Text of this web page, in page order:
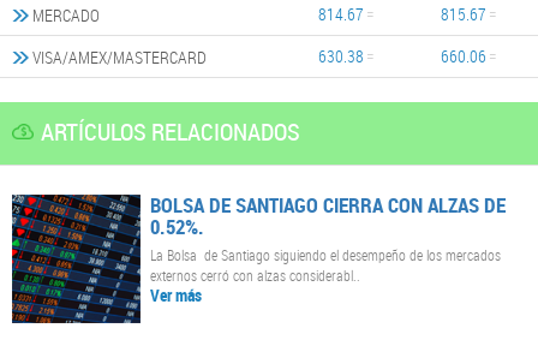
MERCADO
814.67
815.67
VISA/AMEX/MASTERCARD
630.38 660.06
ARTÍCULOS RELACIONADOS
BOLSA DE SANTIAGO CIERRA CON ALZAS DE
0.52%.
La Bolsa de Santiago siguiendo el desempeño de los mercados
externos cerró con alzas considerabl..
Ver más